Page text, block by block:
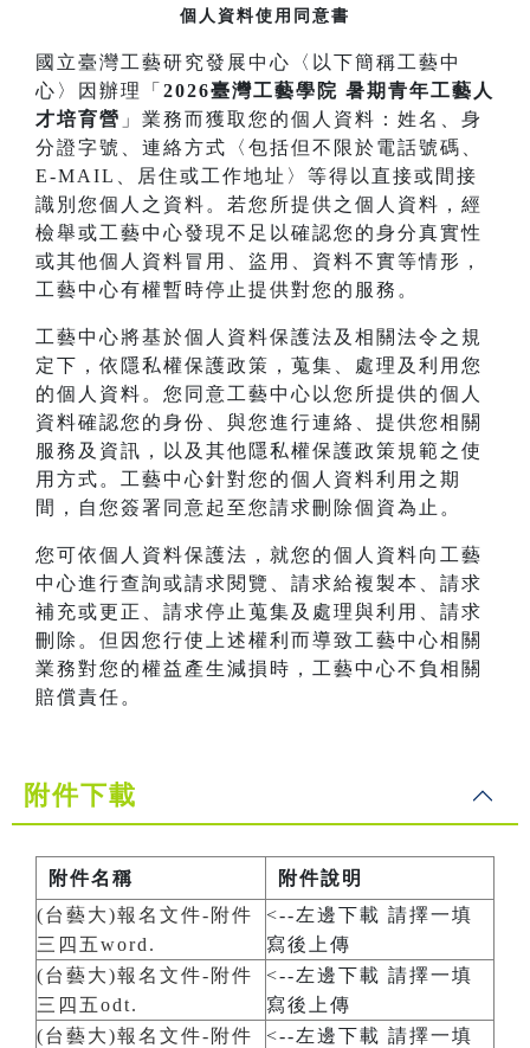
個人資料使用同意書
國立臺灣工藝研究發展中心〈以下簡稱工藝中
心〉因辦理「 2026臺灣工藝學院 暑期青年工藝人
才培育營 」業務而獲取您的個人資料：姓名、身
分證字號、連絡方式〈包括但不限於電話號碼、
E-MAIL、居住或工作地址〉等得以直接或間接
識別您個人之資料。若您所提供之個人資料，經
檢舉或工藝中心發現不足以確認您的身分真實性
或其他個人資料冒用、盜用、資料不實等情形，
工藝中心有權暫時停止提供對您的服務。
工藝中心將基於個人資料保護法及相關法令之規
定下，依隱私權保護政策，蒐集、處理及利用您
的個人資料。您同意工藝中心以您所提供的個人
資料確認您的身份、與您進行連絡、提供您相關
服務及資訊，以及其他隱私權保護政策規範之使
用方式。工藝中心針對您的個人資料利用之期
間，自您簽署同意起至您請求刪除個資為止。
您可依個人資料保護法，就您的個人資料向工藝
中心進行查詢或請求閱覽、請求給複製本、請求
補充或更正、請求停止蒐集及處理與利用、請求
刪除。但因您行使上述權利而導致工藝中心相關
業務對您的權益產生減損時，工藝中心不負相關
賠償責任。
附件下載
附件名稱
附件說明
(台藝大)報名文件-附件
三四五word.
<--左邊下載 請擇一填
寫後上傳
(台藝大)報名文件-附件
三四五odt.
<--左邊下載 請擇一填
寫後上傳
(台藝大)報名文件-附件
<--左邊下載 請擇一填